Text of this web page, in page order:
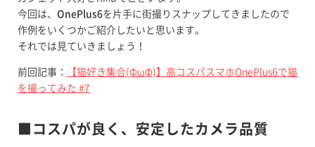
今回は、 OnePlus6を片手に街撮りスナップしてきましたので
作例をいくつかご紹介したいと思います。
それでは見ていきましょう！
前回記事：
【猫好き集合(ΦωΦ)】高コスパスマホOnePlus6で猫
を撮ってみた #7
■コスパが良く、安定したカメラ品質